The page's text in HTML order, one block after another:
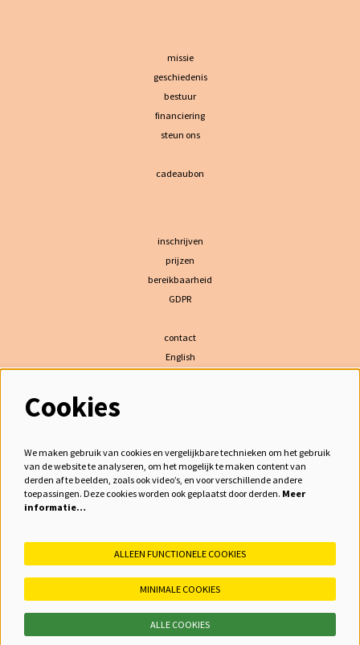
missie
geschiedenis
bestuur
financiering
steun ons
cadeaubon
inschrijven
prijzen
bereikbaarheid
GDPR
contact
English
meld je aan voor de nieuwsbrief
Cookies
We maken gebruik van cookies en vergelijkbare technieken om het gebruik
van de website te analyseren, om het mogelijk te maken content van
derden af te beelden, zoals ook video’s, en voor verschillende andere
toepassingen. Deze cookies worden ook geplaatst door derden. Meer
informatie…
ALLEEN FUNCTIONELE COOKIES
MINIMALE COOKIES
ALLE COOKIES